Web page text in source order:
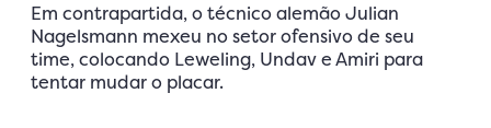
Em contrapartida, o técnico alemão Julian
Nagelsmann mexeu no setor ofensivo de seu
time, colocando Leweling, Undav e Amiri para
tentar mudar o placar.